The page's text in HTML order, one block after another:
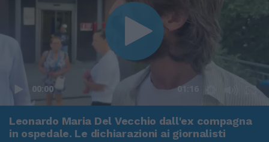
00:00 01:16
Leonardo Maria Del Vecchio dall'ex compagna
in ospedale. Le dichiarazioni ai giornalisti